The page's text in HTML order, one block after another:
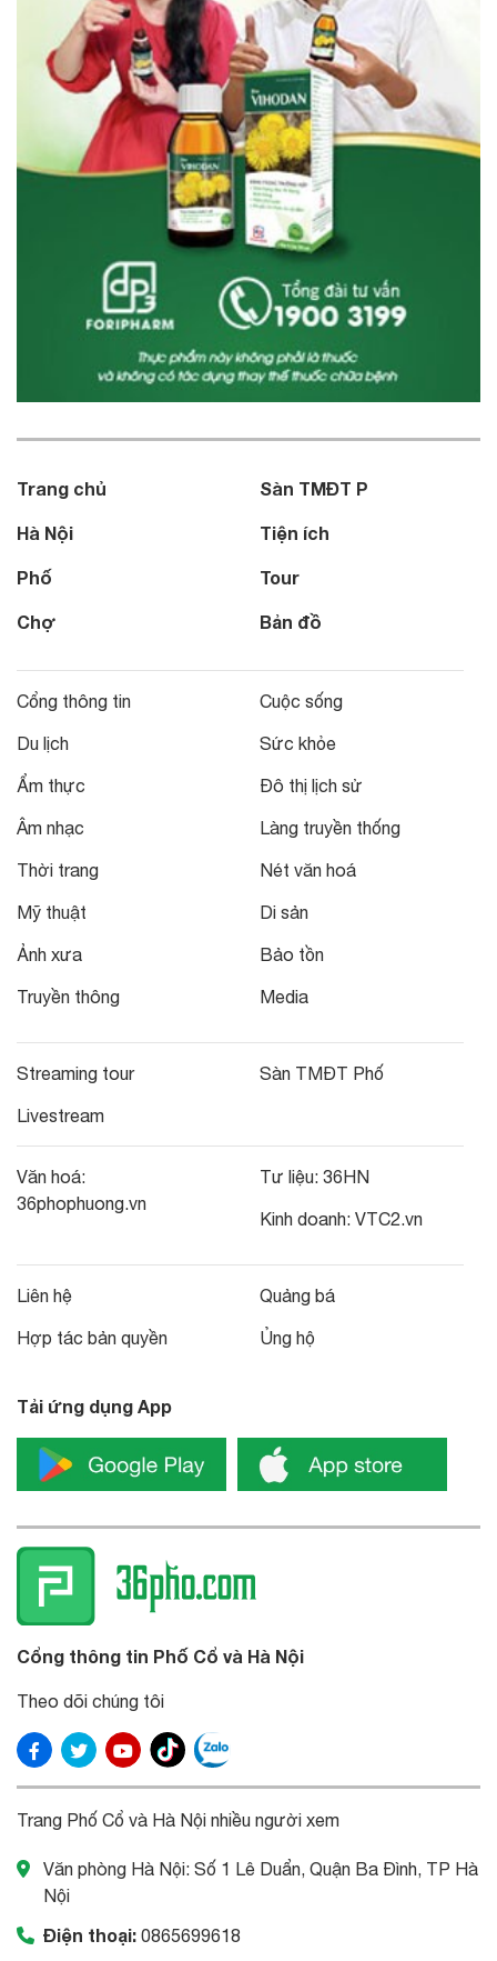
Trang chủ
Hà Nội
Phố
Chợ
Sàn TMĐT P
Tiện ích
Tour
Bản đồ
Cổng thông tin
Du lịch
Ẩm thực
Âm nhạc
Thời trang
Mỹ thuật
Ảnh xưa
Truyền thông
Cuộc sống
Sức khỏe
Đô thị lịch sử
Làng truyền thống
Nét văn hoá
Di sản
Bảo tồn
Media
Streaming tour
Livestream
Sàn TMĐT Phố
Văn hoá:
36phophuong.vn
Tư liệu: 36HN
Kinh doanh: VTC2.vn
Liên hệ
Hợp tác bản quyền
Quảng bá
Ủng hộ
Tải ứng dụng App
Cổng thông tin Phố Cổ và Hà Nội
Theo dõi chúng tôi
Trang Phố Cổ và Hà Nội nhiều người xem
Văn phòng Hà Nội: Số 1 Lê Duẩn, Quận Ba Đình, TP Hà
Nội
Điện thoại: 0865699618